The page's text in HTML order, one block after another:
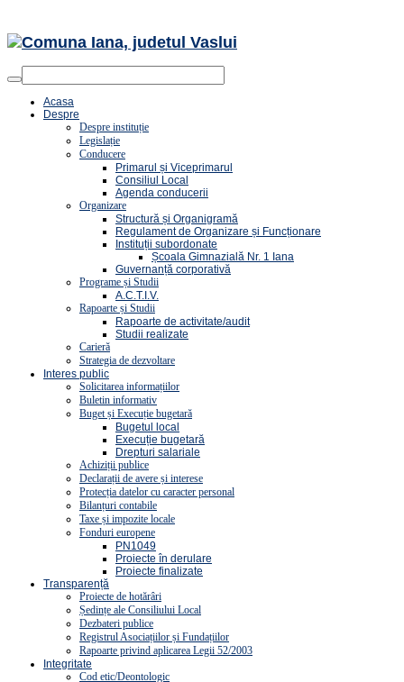
Acasa
Despre
Despre instituție
Legislație
Conducere
Primarul și Viceprimarul
Consiliul Local
Agenda conducerii
Organizare
Structură și Organigramă
Regulament de Organizare și Funcționare
Instituții subordonate
Școala Gimnazială Nr. 1 Iana
Guvernanță corporativă
Programe și Studii
A.C.T.I.V.
Rapoarte și Studii
Rapoarte de activitate/audit
Studii realizate
Carieră
Strategia de dezvoltare
Interes public
Solicitarea informațiilor
Buletin informativ
Buget și Execuție bugetară
Bugetul local
Execuție bugetară
Drepturi salariale
Achiziții publice
Declarații de avere și interese
Protecția datelor cu caracter personal
Bilanțuri contabile
Taxe și impozite locale
Fonduri europene
PN1049
Proiecte în derulare
Proiecte finalizate
Transparență
Proiecte de hotărâri
Ședințe ale Consiliului Local
Dezbateri publice
Registrul Asociațiilor și Fundațiilor
Rapoarte privind aplicarea Legii 52/2003
Integritate
Cod etic/Deontologic